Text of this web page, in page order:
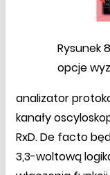
Rysunek
opcje
analizator
kanały
RxD. De facto
3,3-woltową